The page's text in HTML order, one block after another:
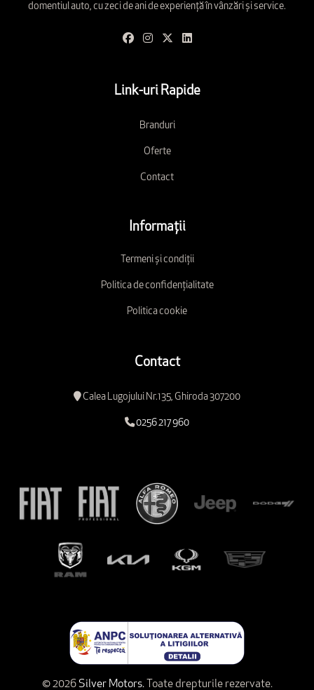
domentiul auto, cu zeci de ani de experiență în vânzări și service.
Link-uri Rapide
Branduri
Oferte
Contact
Informații
Termeni și condiții
Politica de confidențialitate
Politica cookie
Contact
Calea Lugojului Nr.135, Ghiroda 307200
0256 217 960
© 2026Silver Motors.Toate drepturile rezervate.